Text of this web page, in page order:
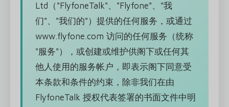
Ltd（"FlyfoneTalk"、"Flyfone"、"我
们"、"我们的"）提供的任何服务，或通过
www.flyfone.com 访问的任何服务（统称
"服务"），或创建或维护供阁下或任何其
他人使用的服务帐户，即表示阁下同意受
本条款和条件的约束，除非我们在由
FlyfoneTalk 授权代表签署的书面文件中明